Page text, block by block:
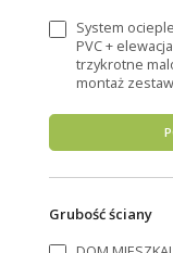
System
PVC +
trzykrotne
montaż
Grubość ściany